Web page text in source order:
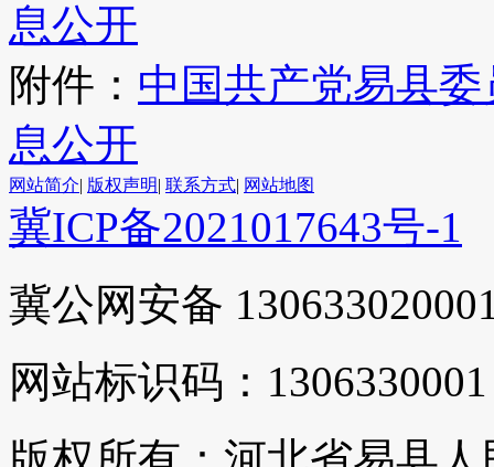
息公开
附件： 中国共产党易县
息公开
网站简介| 版权声明| 联系方式| 网站地图
冀ICP备2021017643号-1
冀公网安备
网站标识码：1306330001